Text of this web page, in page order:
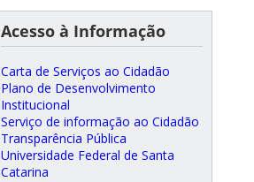
Acesso à Informação
Carta de Serviços ao Cidadão
Plano de Desenvolvimento
Institucional
Serviço de informação ao Cidadão
Transparência Pública
Universidade Federal de Santa
Catarina